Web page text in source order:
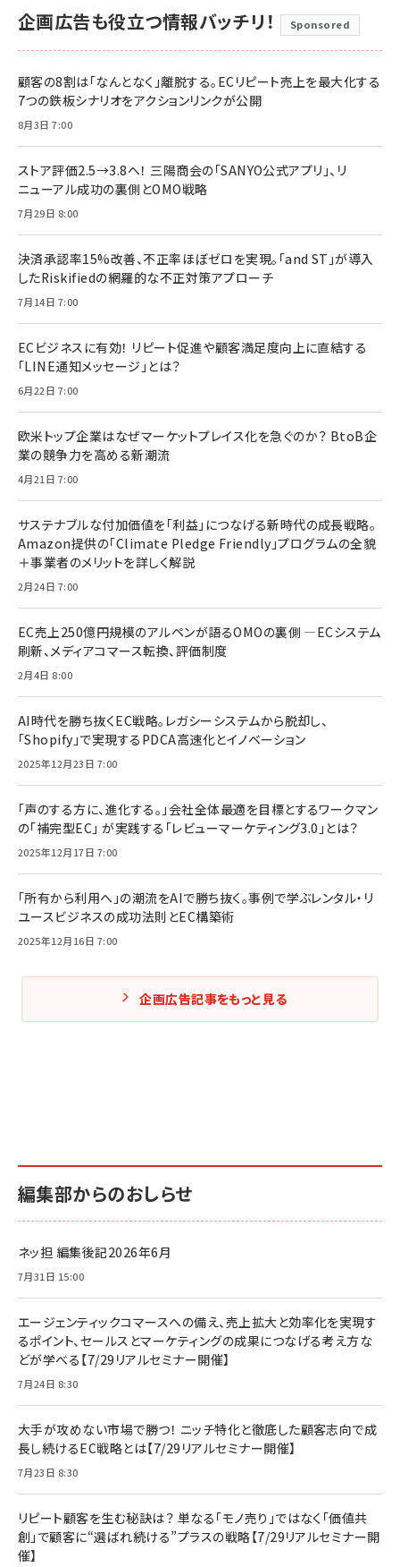
企画広告も役立つ情報バッチリ！ Sponsored
顧客の8割は「なんとなく」離脱する。ECリピート売上を最大化する
7つの鉄板シナリオをアクションリンクが公開
8月3日 7:00
ストア評価2.5→3.8へ！ 三陽商会の「SANYO公式アプリ」、リ
ニューアル成功の裏側とOMO戦略
7月29日 8:00
決済承認率15%改善、不正率ほぼゼロを実現。「and ST」が導入
したRiskifiedの網羅的な不正対策アプローチ
7月14日 7:00
ECビジネスに有効！ リピート促進や顧客満足度向上に直結する
「LINE通知メッセージ」とは？
6月22日 7:00
欧米トップ企業はなぜマーケットプレイス化を急ぐのか？ BtoB企
業の競争力を高める新潮流
4月21日 7:00
サステナブルな付加価値を「利益」につなげる新時代の成長戦略。
Amazon提供の「Climate Pledge Friendly」プログラムの全貌
＋事業者のメリットを詳しく解説
2月24日 7:00
EC売上250億円規模のアルペンが語るOMOの裏側 ―ECシステム
刷新、メディアコマース転換、評価制度
2月4日 8:00
AI時代を勝ち抜くEC戦略。レガシーシステムから脱却し、
「Shopify」で実現するPDCA高速化とイノベーション
2025年12月23日 7:00
「声のする方に、進化する。」会社全体最適を目標とするワークマン
の「補完型EC」 が実践する「レビューマーケティング3.0」とは？
2025年12月17日 7:00
「所有から利用へ」の潮流をAIで勝ち抜く。事例で学ぶレンタル・リ
ユースビジネスの成功法則とEC構築術
2025年12月16日 7:00
企画広告記事をもっと見る
編集部からのおしらせ
ネッ担 編集後記2026年6月
7月31日 15:00
エージェンティックコマースへの備え、売上拡大と効率化を実現す
るポイント、セールスとマーケティングの成果につなげる考え方な
どが学べる【7/29リアルセミナー開催】
7月24日 8:30
大手が攻めない市場で勝つ！ ニッチ特化と徹底した顧客志向で成
長し続けるEC戦略とは【7/29リアルセミナー開催】
7月23日 8:30
リピート顧客を生む秘訣は？ 単なる「モノ売り」ではなく「価値共
創」で顧客に“選ばれ続ける”プラスの戦略【7/29リアルセミナー開
催】